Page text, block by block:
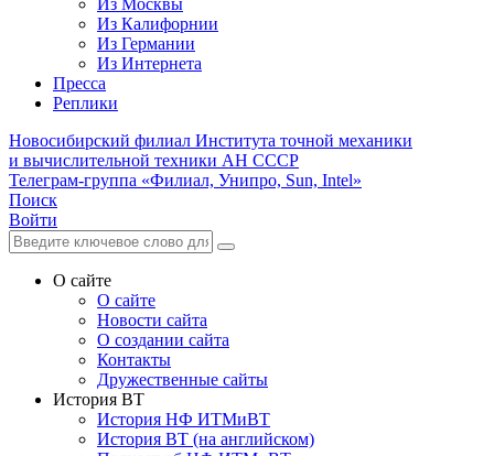
Из Москвы
Из Калифорнии
Из Германии
Из Интернета
Пресса
Реплики
Новосибирский филиал Института точной механики
и вычислительной техники АН СССР
Телеграм-группа «Филиал, Унипро, Sun, Intel»
Поиск
Войти
О сайте
О сайте
Новости сайта
О создании сайта
Контакты
Дружественные сайты
История ВТ
История НФ ИТМиВТ
История ВТ (на английском)